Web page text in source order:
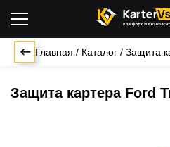
Главная / Каталог / Защита
Защита картера Ford